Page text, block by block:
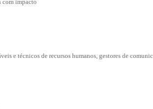
com impacto
e técnicos de recursos humanos, gestores de